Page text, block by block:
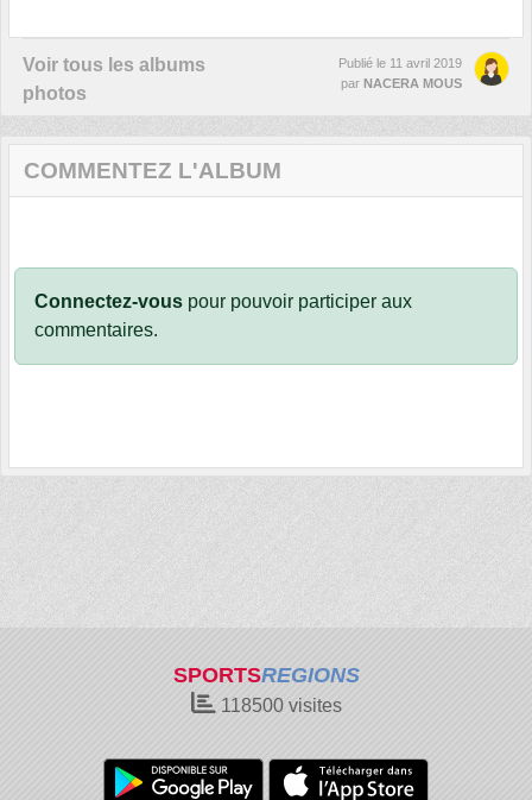
Voir tous les albums
photos
Publié le 11 avril 2019
par NACERA MOUS
COMMENTEZ L'ALBUM
Connectez-vous pour pouvoir participer aux
commentaires.
SPORTSREGIONS
118500visites